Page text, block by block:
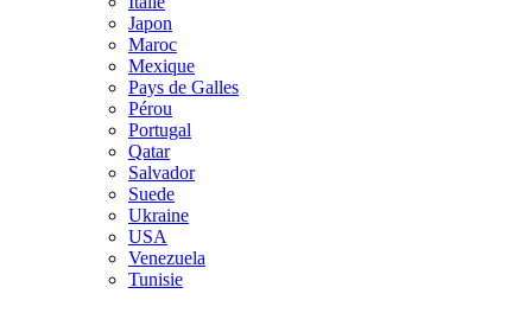
Japon
Maroc
Mexique
Pays de Galles
Pérou
Portugal
Qatar
Salvador
Suede
Ukraine
USA
Venezuela
Tunisie